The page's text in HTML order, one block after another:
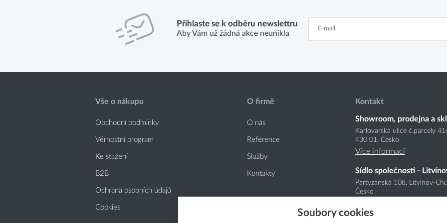
Přihlaste se k odběru newslettru
Aby Vám už žádná akce neunikla
Vše o nákupu
Obchodní podmínky
Věrnostní program
Ke stažení
B2B
Ochrana osobních údajů
Cookies
O firmě
O nás
Reference
Služby
Kontakty
Kontakt
Showroom, prodejna a
Karlovarská ulice č.parcely
430 01, Česko
Více informací
Sídlo společnosti -
Partyzánská 108, Litvínov-
Česko
Soubory cookies